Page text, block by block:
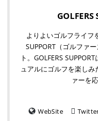
GOLFERS
よりよいゴルフライフ
SUPPORT（ゴルファ
ト。GOLFERS
ュアルにゴルフを楽し
ァーを
WebSite